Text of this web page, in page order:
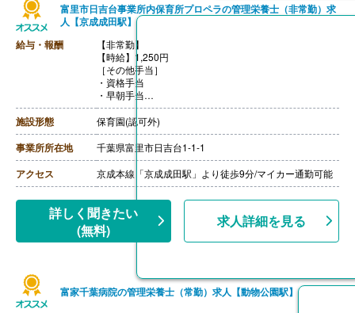
富里市日吉台事業所内保育所プロペラの管理栄養士（非常勤）求
人【京成成田駅】
給与・報酬
【非常勤】
【時給】1,250円
［その他手当］
・資格手当
・早朝手当
・残業手当
【通勤手当】あり（全額支給）
【昇給】あり
施設形態 保育園(認可外)
事業所所在地 千葉県富里市日吉台1-1-1
アクセス 京成本線「京成成田駅」より徒歩9分/マイカー通勤可能
詳しく聞きたい
(無料)
求人詳細を見る
富家千葉病院の管理栄養士（常勤）求人【動物公園駅】